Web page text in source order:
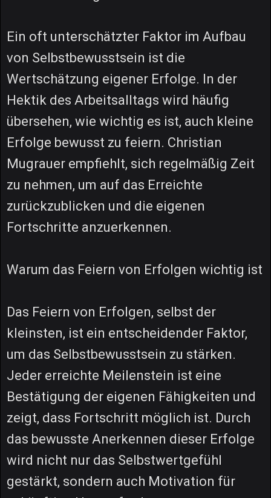
Ein oft unterschätzter Faktor im Aufbau
von Selbstbewusstsein ist die
Wertschätzung eigener Erfolge. In der
Hektik des Arbeitsalltags wird häufig
übersehen, wie wichtig es ist, auch kleine
Erfolge bewusst zu feiern. Christian
Mugrauer empfiehlt, sich regelmäßig Zeit
zu nehmen, um auf das Erreichte
zurückzublicken und die eigenen
Fortschritte anzuerkennen.
Warum das Feiern von Erfolgen wichtig ist
Das Feiern von Erfolgen, selbst der
kleinsten, ist ein entscheidender Faktor,
um das Selbstbewusstsein zu stärken.
Jeder erreichte Meilenstein ist eine
Bestätigung der eigenen Fähigkeiten und
zeigt, dass Fortschritt möglich ist. Durch
das bewusste Anerkennen dieser Erfolge
wird nicht nur das Selbstwertgefühl
gestärkt, sondern auch Motivation für